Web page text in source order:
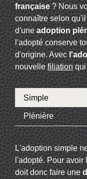
française? Nous
connaître selon
d'uneadoption
l'adopté conserve
d'origine. Avec
nouvellefiliationqui
Simple
Plénière
L'adoption simple
l'adopté. Pour
doit donc faire une